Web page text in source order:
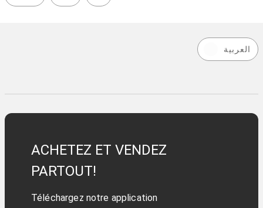
العربية
ACHETEZ ET VENDEZ
PARTOUT!
Téléchargez notre application